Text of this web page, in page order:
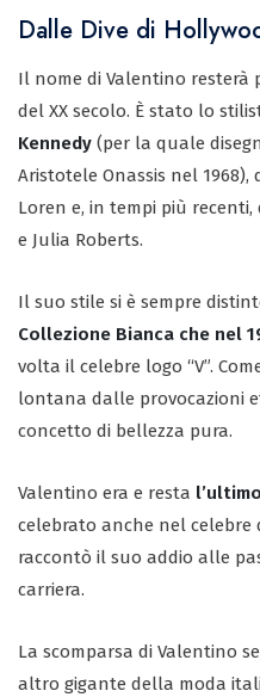
Dalle Dive di
Il nome di Valentino resterà
del XX secolo. È stato lo
Kennedy (per la quale
Aristotele Onassis nel
Loren e, in tempi più
e Julia Roberts.
Il suo stile si è sempre
Collezione Bianca che nel
volta il celebre logo “V”.
lontana dalle provocazioni
concetto di bellezza pura.
Valentino era e resta
celebrato anche nel celebre
raccontò il suo addio alle
carriera.
La scomparsa di Valentino
altro gigante della moda